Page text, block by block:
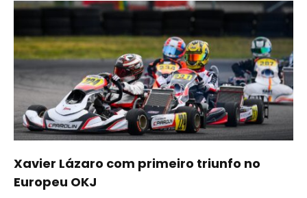
Xavier Lázaro com primeiro triunfo no
Europeu OKJ